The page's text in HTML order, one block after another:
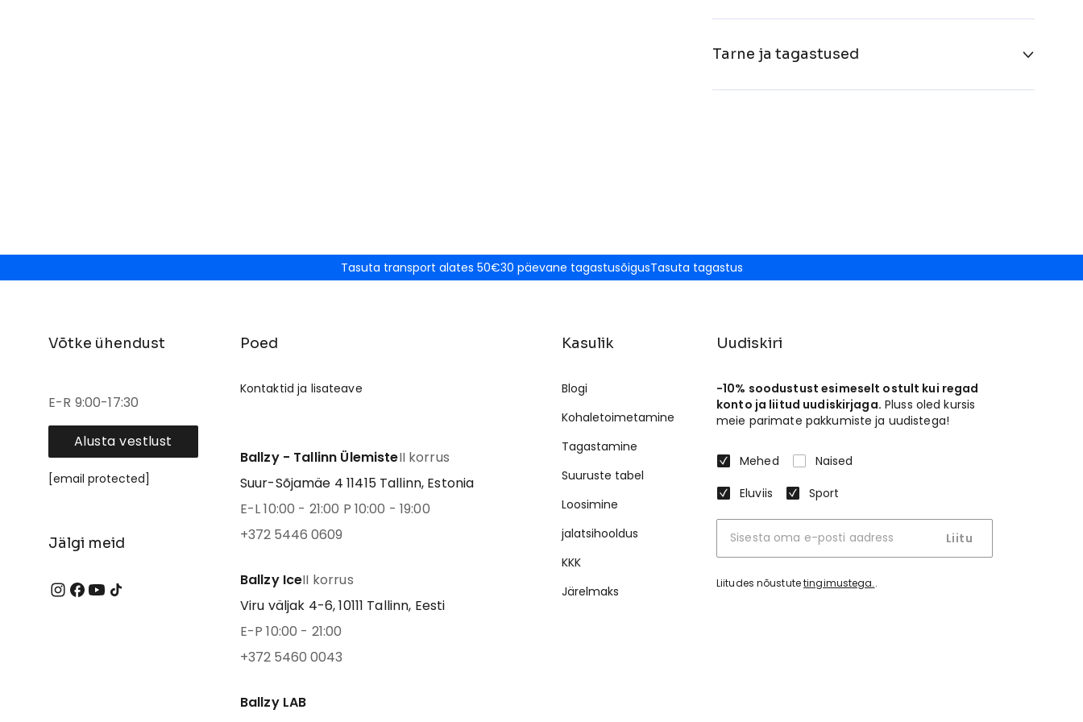
Tarne ja tagastused
Tasuta transport alates 50€30 päevane tagastusõigusTasuta tagastus
Võtke ühendust
E-R 9:00-17:30
Alusta vestlust
[email protected]
Jälgi meid
Poed
Kontaktid ja lisateave
Ballzy - Tallinn ÜlemisteII korrus
Suur-Sõjamäe 4 11415 Tallinn, Estonia
E-L 10:00 - 21:00 P 10:00 - 19:00
+372 5446 0609
Ballzy IceII korrus
Viru väljak 4-6, 10111 Tallinn, Eesti
E-P 10:00 - 21:00
+372 5460 0043
Ballzy LAB
Kasulik
Blogi
Kohaletoimetamine
Tagastamine
Suuruste tabel
Loosimine
jalatsihooldus
KKK
Järelmaks
Uudiskiri
-10% soodustust esimeselt ostult kui regad
konto ja liitud uudiskirjaga. Pluss oled kursis
meie parimate pakkumiste ja uudistega!
Mehed
Naised
Eluviis
Sport
Liitu
Liitudes nõustutetingimustega..